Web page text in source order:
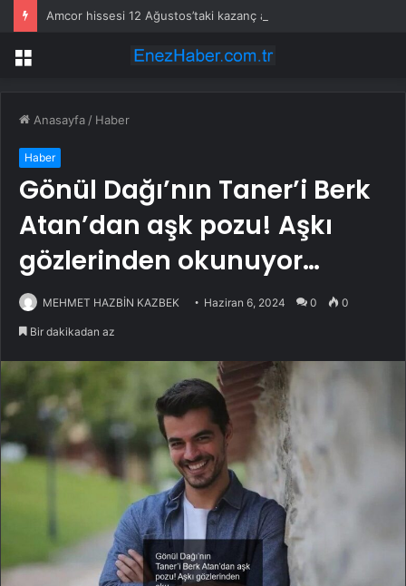
Menü
Anasayfa / Haber
Haber
Gönül Dağı’nın Taner’i Berk
Atan’dan aşk pozu! Aşkı
gözlerinden okunuyor…
MEHMET HAZBİN KAZBEK Haziran 6, 2024 0 0
Bir dakikadan az